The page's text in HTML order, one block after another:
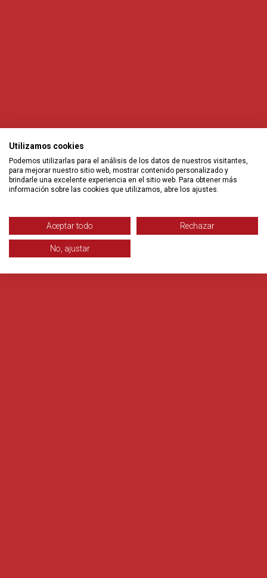
Utilizamos cookies
Podemos utilizarlas para el análisis de los datos de nuestros visitantes,
para mejorar nuestro sitio web, mostrar contenido personalizado y
brindarle una excelente experiencia en el sitio web. Para obtener más
información sobre las cookies que utilizamos, abre los ajustes.
Aceptar todo Rechazar
No, ajustar